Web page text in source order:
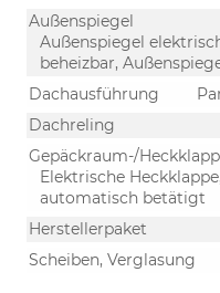
Außenspiegel
Außenspiegel
beheizbar,
Dachausführung
Dachreling
Gepäckraum-/
Elektrische
automatisch betätigt
Herstellerpaket
Scheiben, Verglasung